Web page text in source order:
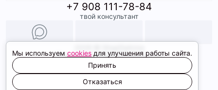
ТК Терминал
ТРК Континент
Доставка
Условия оплаты
Образы
+7 908 111-78-84
твой консультант
Политика конфиденциальности
Соглашение cookie
Сайт создали
Мы используем cookies для улучшения работы сайта.
Принять
Отказаться